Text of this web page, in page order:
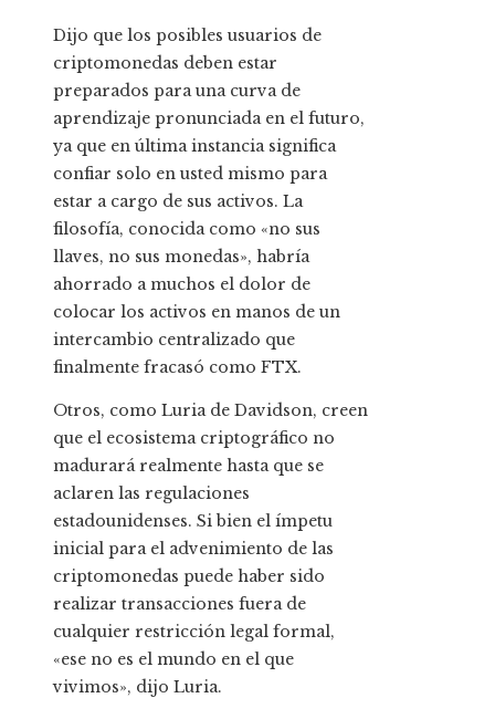
Dijo que los posibles usuarios de
criptomonedas deben estar
preparados para una curva de
aprendizaje pronunciada en el futuro,
ya que en última instancia significa
confiar solo en usted mismo para
estar a cargo de sus activos. La
filosofía, conocida como «no sus
llaves, no sus monedas», habría
ahorrado a muchos el dolor de
colocar los activos en manos de un
intercambio centralizado que
finalmente fracasó como FTX.
Otros, como Luria de Davidson, creen
que el ecosistema criptográfico no
madurará realmente hasta que se
aclaren las regulaciones
estadounidenses. Si bien el ímpetu
inicial para el advenimiento de las
criptomonedas puede haber sido
realizar transacciones fuera de
cualquier restricción legal formal,
«ese no es el mundo en el que
vivimos», dijo Luria.